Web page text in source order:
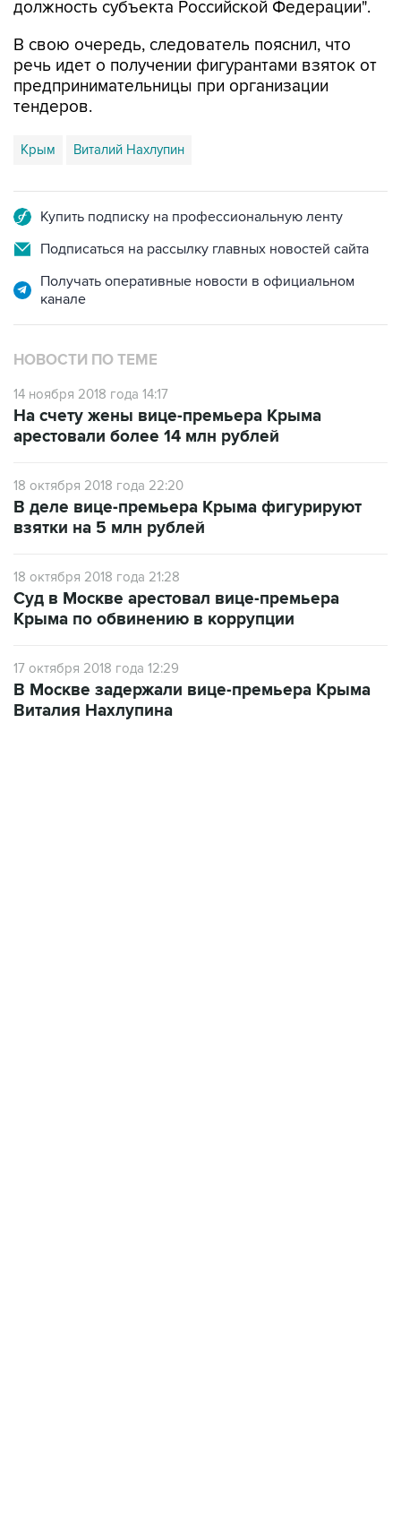
В свою очередь, следователь пояснил, что
предпринимательницы при организации
тендеров.
Крым Виталий Нахлупин
Подписаться на рассылку главных новостей сайта
Получать оперативные новости в официальном
НОВОСТИ ПО ТЕМЕ
14 ноября 2018 года 14:17
арестовали более 14 млн рублей
18 октября 2018 года 22:20
взятки на 5 млн рублей
18 октября 2018 года 21:28
Крыма по обвинению в коррупции
17 октября 2018 года 12:29
Виталия Нахлупина